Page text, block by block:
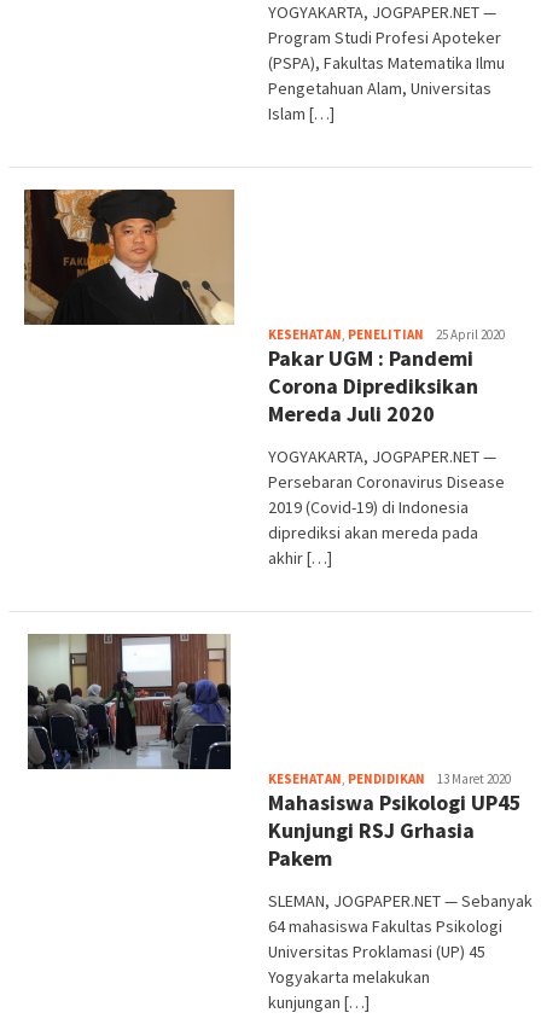
YOGYAKARTA, JOGPAPER.NET —
Program Studi Profesi Apoteker
(PSPA), Fakultas Matematika Ilmu
Pengetahuan Alam, Universitas
Islam […]
KESEHATAN, PENELITIAN Heri
Purwata
25 April 2020
Pakar UGM : Pandemi
Corona Diprediksikan
Mereda Juli 2020
YOGYAKARTA, JOGPAPER.NET —
Persebaran Coronavirus Disease
2019 (Covid-19) di Indonesia
diprediksi akan mereda pada
akhir […]
KESEHATAN, PENDIDIKAN Heri
Purwata
13 Maret 2020
Mahasiswa Psikologi UP45
Kunjungi RSJ Grhasia
Pakem
SLEMAN, JOGPAPER.NET — Sebanyak
64 mahasiswa Fakultas Psikologi
Universitas Proklamasi (UP) 45
Yogyakarta melakukan
kunjungan […]